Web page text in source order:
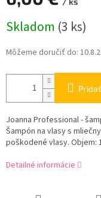
cena:
Skladom (3 ks)
Môžeme doručiť do:
Joanna Professional -
Šampón na vlasy s
poškodené vlasy. Objem:
Detailné informácie